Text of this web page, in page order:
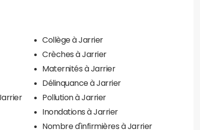
Collège à Jarrier
Crèches à Jarrier
Maternités à Jarrier
Délinquance à Jarrier
Pollution à Jarrier
Inondations à Jarrier
Nombre d'infirmières à Jarrier